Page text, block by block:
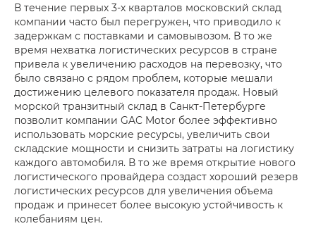
В течение первых 3-х кварталов московский склад
компании часто был перегружен, что приводило к
задержкам с поставками и самовывозом. В то же
время нехватка логистических ресурсов в стране
привела к увеличению расходов на перевозку, что
было связано с рядом проблем, которые мешали
достижению целевого показателя продаж. Новый
морской транзитный склад в Санкт-Петербурге
позволит компании GAC Motor более эффективно
использовать морские ресурсы, увеличить свои
складские мощности и снизить затраты на логистику
каждого автомобиля. В то же время открытие нового
логистического провайдера создаст хороший резерв
логистических ресурсов для увеличения объема
продаж и принесет более высокую устойчивость к
колебаниям цен.